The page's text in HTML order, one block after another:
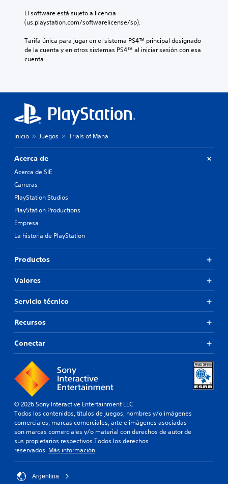
El software está sujeto a licencia
(us.playstation.com/softwarelicense/sp).
Tarifa única para jugar en el sistema PS4™ principal designado
de la cuenta y en otros sistemas PS4™ al iniciar sesión con esa
cuenta.
Inicio Juegos Trials of Mana
Acerca de
Acerca de SIE
Carreras
PlayStation Studios
PlayStation Productions
Empresa
La historia de PlayStation
Productos
Valores
Servicio técnico
Recursos
Conectar
© 2026 Sony Interactive Entertainment LLC
Todos los contenidos, títulos de juegos, nombres y/o imágenes
comerciales, marcas comerciales, arte e imágenes asociadas
son marcas comerciales y/o material con derechos de autor de
sus propietarios respectivos.Todos los derechos
reservados. Más información
Argentina